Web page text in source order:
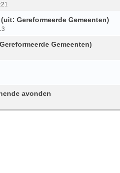
Gereformeerde Gemeenten)
Gemeenten)
avonden